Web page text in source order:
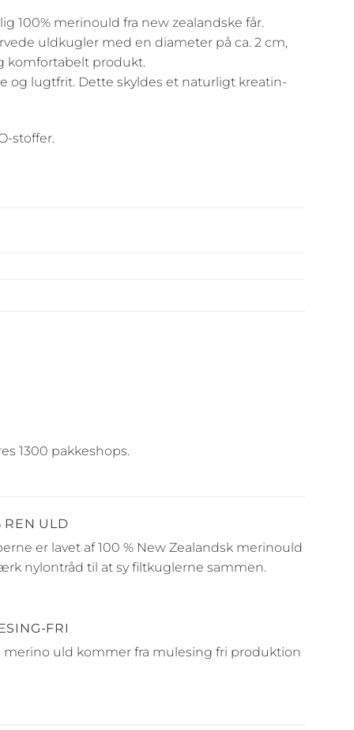
100% merinould fra new zealandske får.
uldkugler med en diameter på ca. 2 cm,
komfortabelt produkt.
og lugtfrit. Dette skyldes et naturligt kreatin-
stoffer.
1300 pakkeshops.
REN ULD
er lavet af 100 % New Zealandsk merinould
nylontråd til at sy filtkuglerne sammen.
FRI
merino uld kommer fra mulesing fri produktion